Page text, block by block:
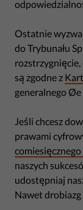
Ostatnie
do Trybunału
są zgodne z
generalnego Øe
Jeśli chcesz
prawami
naszych
udostępniaj
Nawet drobiazg